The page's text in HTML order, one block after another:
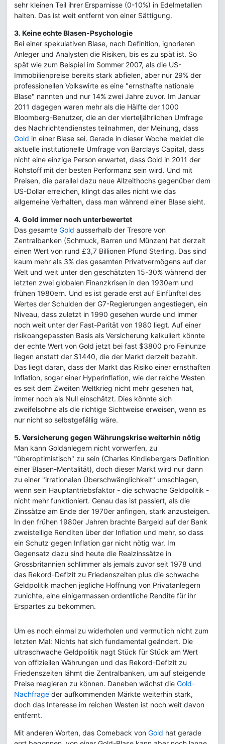
sehr kleinen Teil ihrer Ersparnisse (0-10%) in Edelmetallen
halten. Das ist weit entfernt von einer Sättigung.
3. Keine echte Blasen-Psychologie
Bei einer spekulativen Blase, nach Definition, ignorieren
Anleger und Analysten die Risiken, bis es zu spät ist. So
spät wie zum Beispiel im Sommer 2007, als die US-
Immobilienpreise bereits stark abfielen, aber nur 29% der
professionellen Volkswirte es eine "ernsthafte nationale
Blase" nannten und nur 14% zwei Jahre zuvor. Im Januar
2011 dagegen waren mehr als die Hälfte der 1000
Bloomberg-Benutzer, die an der vierteljährlichen Umfrage
des Nachrichtendienstes teilnahmen, der Meinung, dass
Gold in einer Blase sei. Gerade in dieser Woche meldet die
aktuelle institutionelle Umfrage von Barclays Capital, dass
nicht eine einzige Person erwartet, dass Gold in 2011 der
Rohstoff mit der besten Performanz sein wird. Und mit
Preisen, die parallel dazu neue Allzeithochs gegenüber dem
US-Dollar erreichen, klingt das alles nicht wie das
allgemeine Verhalten, dass man während einer Blase sieht.
4. Gold immer noch unterbewertet
Das gesamte Gold ausserhalb der Tresore von
Zentralbanken (Schmuck, Barren und Münzen) hat derzeit
einen Wert von rund £3,7 Billionen Pfund Sterling. Das sind
kaum mehr als 3% des gesamten Privatvermögens auf der
Welt und weit unter den geschätzten 15-30% während der
letzten zwei globalen Finanzkrisen in den 1930ern und
frühen 1980ern. Und es ist gerade erst auf Einfünftel des
Wertes der Schulden der G7-Regierungen angestiegen, ein
Niveau, dass zuletzt in 1990 gesehen wurde und immer
noch weit unter der Fast-Parität von 1980 liegt. Auf einer
risikoangepassten Basis als Versicherung kalkuliert könnte
der echte Wert von Gold jetzt bei fast $3800 pro Feinunze
liegen anstatt der $1440, die der Markt derzeit bezahlt.
Das liegt daran, dass der Markt das Risiko einer ernsthaften
Inflation, sogar einer Hyperinflation, wie der reiche Westen
es seit dem Zweiten Weltkrieg nicht mehr gesehen hat,
immer noch als Null einschätzt. Dies könnte sich
zweifelsohne als die richtige Sichtweise erweisen, wenn es
nur nicht so selbstgefällig wäre.
5. Versicherung gegen Währungskrise weiterhin nötig
Man kann Goldanlegern nicht vorwerfen, zu
"überoptimistisch" zu sein (Charles Kindlebergers Definition
einer Blasen-Mentalität), doch dieser Markt wird nur dann
zu einer "irrationalen Überschwänglichkeit" umschlagen,
wenn sein Hauptantriebsfaktor - die schwache Geldpolitik -
nicht mehr funktioniert. Genau das ist passiert, als die
Zinssätze am Ende der 1970er anfingen, stark anzusteigen.
In den frühen 1980er Jahren brachte Bargeld auf der Bank
zweistellige Renditen über der Inflation und mehr, so dass
ein Schutz gegen Inflation gar nicht nötig war. Im
Gegensatz dazu sind heute die Realzinssätze in
Grossbritannien schlimmer als jemals zuvor seit 1978 und
das Rekord-Defizit zu Friedenszeiten plus die schwache
Geldpolitik machen jegliche Hoffnung von Privatanlegern
zunichte, eine einigermassen ordentliche Rendite für ihr
Erspartes zu bekommen.
Um es noch einmal zu widerholen und vermutlich nicht zum
letzten Mal: Nichts hat sich fundamental geändert. Die
ultraschwache Geldpolitik nagt Stück für Stück am Wert
von offiziellen Währungen und das Rekord-Defizit zu
Friedenszeiten lähmt die Zentralbanken, um auf steigende
Preise reagieren zu können. Daneben wächst die Gold-
Nachfrage der aufkommenden Märkte weiterhin stark,
doch das Interesse im reichen Westen ist noch weit davon
entfernt.
Mit anderen Worten, das Comeback von Gold hat gerade